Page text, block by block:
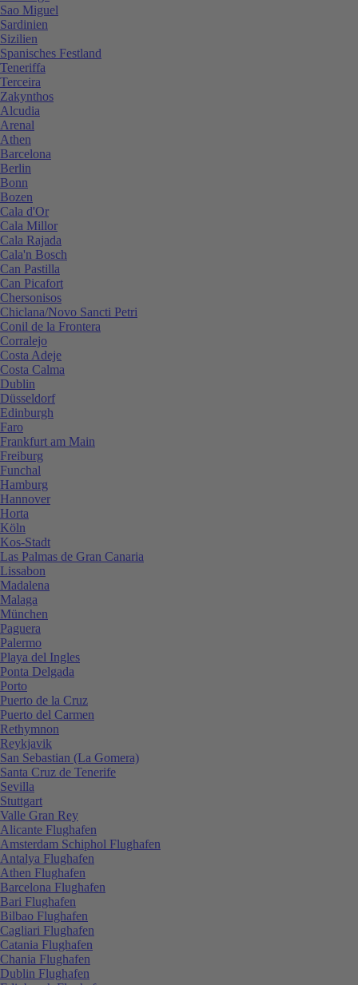
Sao Miguel
Sardinien
Sizilien
Spanisches Festland
Teneriffa
Terceira
Zakynthos
Alcudia
Arenal
Athen
Barcelona
Berlin
Bonn
Bozen
Cala d'Or
Cala Millor
Cala Rajada
Cala'n Bosch
Can Pastilla
Can Picafort
Chersonisos
Chiclana/Novo Sancti Petri
Conil de la Frontera
Corralejo
Costa Adeje
Costa Calma
Dublin
Düsseldorf
Edinburgh
Faro
Frankfurt am Main
Freiburg
Funchal
Hamburg
Hannover
Horta
Köln
Kos-Stadt
Las Palmas de Gran Canaria
Lissabon
Madalena
Malaga
München
Paguera
Palermo
Playa del Ingles
Ponta Delgada
Porto
Puerto de la Cruz
Puerto del Carmen
Rethymnon
Reykjavik
San Sebastian (La Gomera)
Santa Cruz de Tenerife
Sevilla
Stuttgart
Valle Gran Rey
Alicante Flughafen
Amsterdam Schiphol Flughafen
Antalya Flughafen
Athen Flughafen
Barcelona Flughafen
Bari Flughafen
Bilbao Flughafen
Cagliari Flughafen
Catania Flughafen
Chania Flughafen
Dublin Flughafen